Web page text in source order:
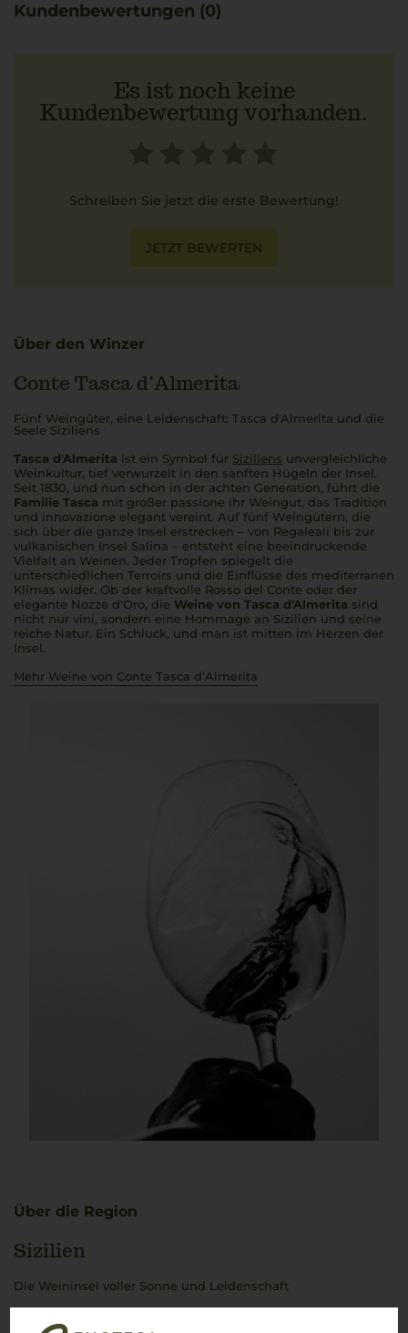
Kundenbewertungen (0)
Es ist noch keine
Kundenbewertung vorhanden.
Schreiben Sie jetzt die erste Bewertung!
JETZT BEWERTEN
Über den Winzer
Conte Tasca d’Almerita
Fünf Weingüter, eine Leidenschaft: Tasca d'Almerita und die
Seele Siziliens
Tasca d'Almerita ist ein Symbol für Siziliens unvergleichliche
Weinkultur, tief verwurzelt in den sanften Hügeln der Insel.
Seit 1830, und nun schon in der achten Generation, führt die
Familie Tasca mit großer passione ihr Weingut, das Tradition
und innovazione elegant vereint. Auf fünf Weingütern, die
sich über die ganze Insel erstrecken – von Regaleali bis zur
vulkanischen Insel Salina – entsteht eine beeindruckende
Vielfalt an Weinen. Jeder Tropfen spiegelt die
unterschiedlichen Terroirs und die Einflüsse des mediterranen
Klimas wider. Ob der kraftvolle Rosso del Conte oder der
elegante Nozze d'Oro, die Weine von Tasca d'Almerita sind
nicht nur vini, sondern eine Hommage an Sizilien und seine
reiche Natur. Ein Schluck, und man ist mitten im Herzen der
Insel.
Mehr Weine von Conte Tasca d’Almerita
Über die Region
Sizilien
Die Weininsel voller Sonne und Leidenschaft
beeindruckt mit einer Weintradition, die bis in die Antike